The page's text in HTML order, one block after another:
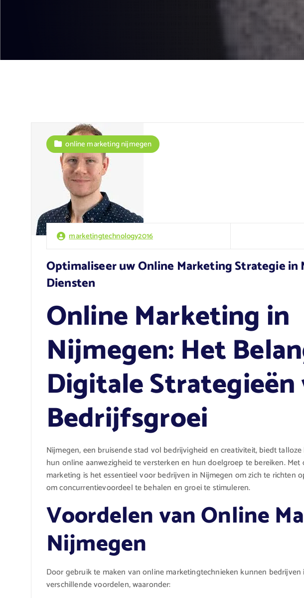
marketingtechnology2016
online marketing nijmegen
Optimaliseer uw Online Marketing Strategie in
Diensten
Online Marketing in
Nijmegen: Het
Digitale
Bedrijfsgroei
Nijmegen, een bruisende stad vol bedrijvigheid en creativiteit, biedt
hun online aanwezigheid te versterken en hun doelgroep te bereiken.
marketing is het essentieel voor bedrijven in Nijmegen om zich te richten
om concurrentievoordeel te behalen en groei te stimuleren.
Voordelen van Online
Nijmegen
Door gebruik te maken van online marketingtechnieken kunnen
verschillende voordelen, waaronder: